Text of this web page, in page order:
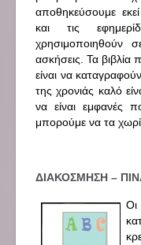
αποθηκεύσουμε
και τις
χρησιμοποιηθούν
ασκήσεις. Τα βιβλία
είναι να
της χρονιάς καλό
να είναι εμφανές
μπορούμε να τα
ΔΙΑΚΟΣΜΗΣΗ –
Οι